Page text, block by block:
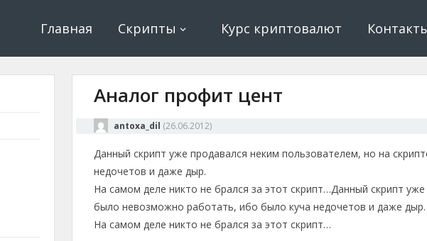
криптовалюта
Главная Скрипты Курс криптовалют
Аналог профит цент
antoxa_dil (26.06.2012)
Данный скрипт уже продавался неким пользователем, но на
недочетов и даже дыр.
На самом деле никто не брался за этот скрипт…Данный скрипт
было невозможно работать, ибо было куча недочетов и даже дыр.
На самом деле никто не брался за этот скрипт…